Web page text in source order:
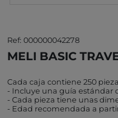
Ref: 000000042278
MELI BASIC
Cada caja contiene 250
- Incluye una guía estándar
- Cada pieza tiene unas
- Edad recomendada a